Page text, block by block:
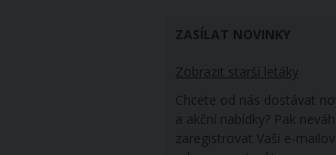
ZASÍLAT NOVINKY
Zobrazit starší letáky
Chcete od nás dostávat
a akční nabídky? Pak
zaregistrovat Vaši e-